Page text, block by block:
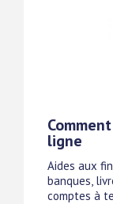
ligne
Aides aux
banques,
comptes à